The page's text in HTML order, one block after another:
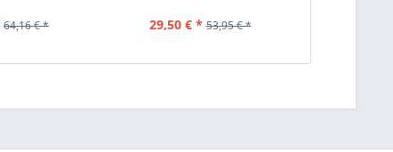
64,16 € * 29,50 € * 53,95 € *